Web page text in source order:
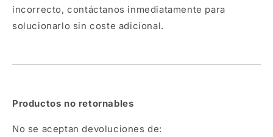
incorrecto, contáctanos inmediatamente para
solucionarlo sin coste adicional.
Productos no retornables
No se aceptan devoluciones de: